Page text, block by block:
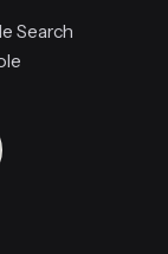
Search